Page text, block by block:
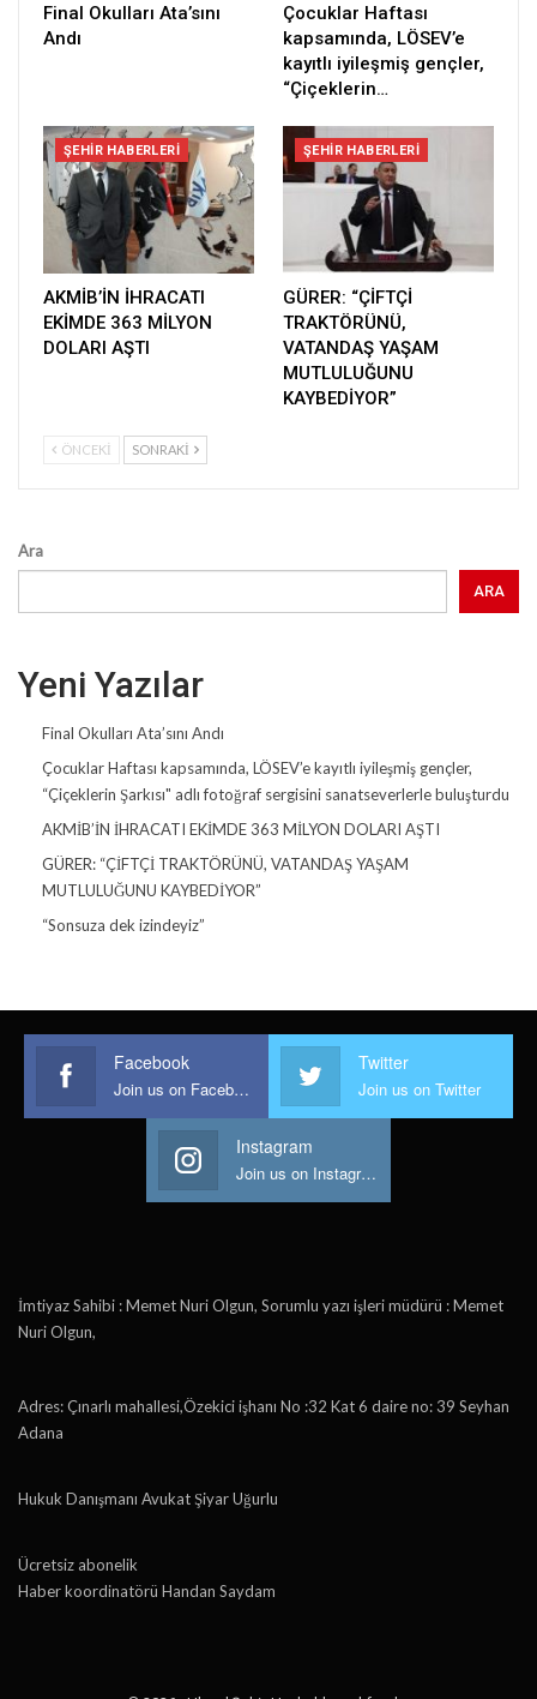
Final Okulları Ata’sını
Andı
Çocuklar Haftası
kapsamında, LÖSEV’e
kayıtlı iyileşmiş gençler,
“Çiçeklerin…
ŞEHIR HABERLERI
AKMİB’İN İHRACATI
EKİMDE 363 MİLYON
DOLARI AŞTI
ŞEHIR HABERLERI
GÜRER: “ÇİFTÇİ
TRAKTÖRÜNÜ,
VATANDAŞ YAŞAM
MUTLULUĞUNU
KAYBEDİYOR”
ÖNCEKI SONRAKI
Ara
ARA
Yeni Yazılar
Final Okulları Ata’sını Andı
Çocuklar Haftası kapsamında, LÖSEV’e kayıtlı iyileşmiş gençler,
“Çiçeklerin Şarkısı" adlı fotoğraf sergisini sanatseverlerle buluşturdu
AKMİB’İN İHRACATI EKİMDE 363 MİLYON DOLARI AŞTI
GÜRER: “ÇİFTÇİ TRAKTÖRÜNÜ, VATANDAŞ YAŞAM
MUTLULUĞUNU KAYBEDİYOR”
“Sonsuza dek izindeyiz”
Facebook
Join us on Facebook
Twitter
Join us on Twitter
Instagram
Join us on Instagram
İmtiyaz Sahibi : Memet Nuri Olgun, Sorumlu yazı işleri müdürü : Memet
Nuri Olgun,
Adres: Çınarlı mahallesi,Özekici işhanı No :32 Kat 6 daire no: 39 Seyhan
Adana
Hukuk Danışmanı Avukat Şiyar Uğurlu
Ücretsiz abonelik
Haber koordinatörü Handan Saydam